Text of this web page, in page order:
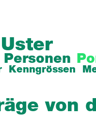
Personen
Kenngrössen
von